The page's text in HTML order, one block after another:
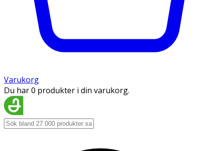
Varukorg
Du har 0 produkter i din varukorg.